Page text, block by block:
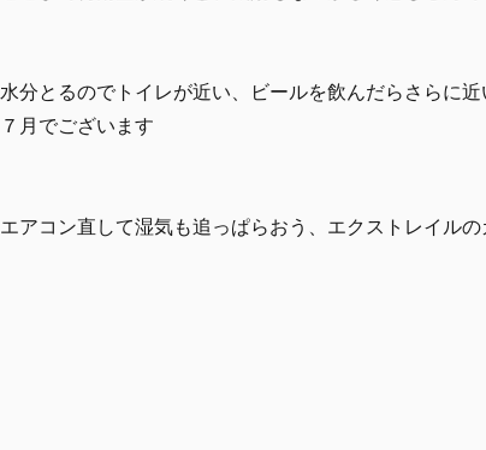
水分とるのでトイレが近い、ビールを飲んだらさらに
７月でございます
エアコン直して湿気も追っぱらおう、エクストレイル